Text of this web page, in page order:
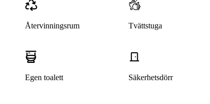
Återvinningsrum Tvättstuga
Egen toalett Säkerhetsdörr